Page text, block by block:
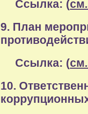
Ссылка: (
9. План
Ссылка: (
10.